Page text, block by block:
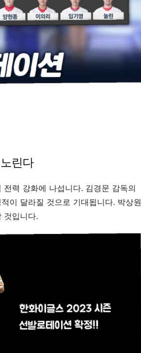
린다
력 강화에 나섭니다. 김경문 감독의
이 달라질 것으로 기대됩니다. 박상원
것입니다.